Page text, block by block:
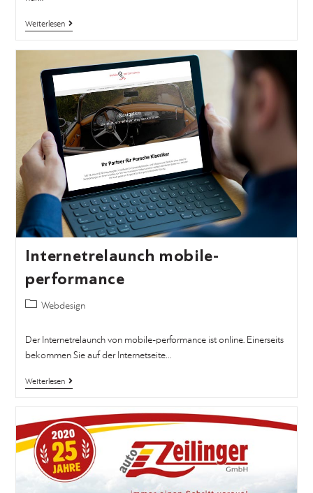
Weiterlesen
Internetrelaunch mobile-
performance
Webdesign
Der Internetrelaunch von mobile-performance ist online. Einerseits
bekommen Sie auf der Internetseite…
Weiterlesen